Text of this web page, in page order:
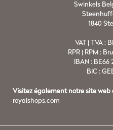
Swinkels
1840
VAT | TVA :
RPR | RPM :
IBAN : BE66
BIC :
Visitez également notre site web
royalshops.com